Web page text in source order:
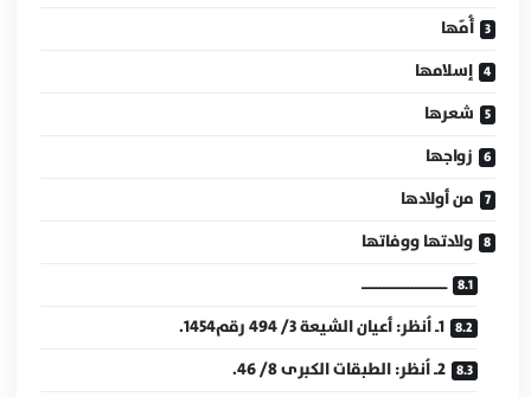
أُمّها
إسلامها
شعرها
زواجها
من أولادها
ولادتها ووفاتها
ــــــــــــــــــــــــ
1ـ اُنظر: أعيان الشيعة 3/ 494 رقم1454.
2ـ اُنظر: الطبقات الكبرى 8/ 46.